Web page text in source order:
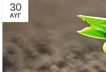
30
ΑΥΓ